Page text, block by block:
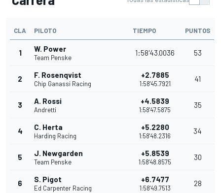
CLA PILOTO TIEMPO PUNTOS
1 W. Power
Team Penske
1:58'43.0036 53
2 F. Rosenqvist
Chip Ganassi Racing
+2.7885
1:58'45.7921
41
3 A. Rossi
Andretti
+4.5839
1:58'47.5875
35
4 C. Herta
Harding Racing
+5.2280
1:58'48.2316
34
5 J. Newgarden
Team Penske
+5.8539
1:58'48.8575
30
6 S. Pigot
Ed Carpenter Racing
+6.7477
1:58'49.7513
28